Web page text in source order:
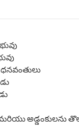
అడ్డంకులను